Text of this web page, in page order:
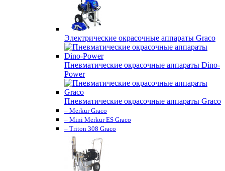
Электрические окрасочные аппараты Graco
Пневматические окрасочные аппараты Dino-
Power
Пневматические окрасочные аппараты Graco
– Merkur Graco
– Mini Merkur ES Graco
– Triton 308 Graco